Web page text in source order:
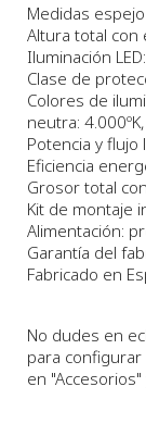
Medidas
Altura total con
Iluminación
Clase de
Colores de
neutra:
Potencia y flujo
Eficiencia
Grosor total
Kit de montaje
Alimentación:
Garantía del
Fabricado en
No dudes en
para
en